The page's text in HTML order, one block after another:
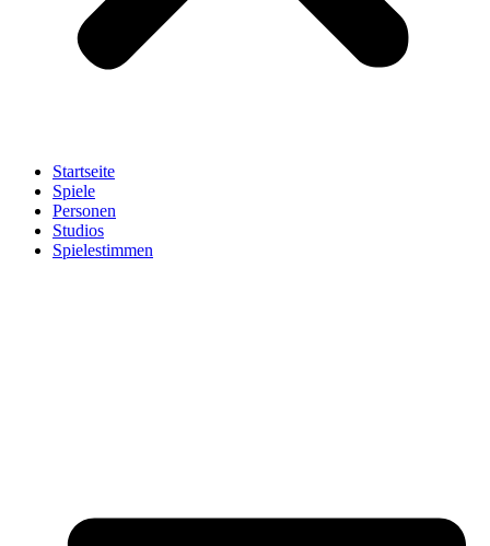
Startseite
Spiele
Personen
Studios
Spielestimmen